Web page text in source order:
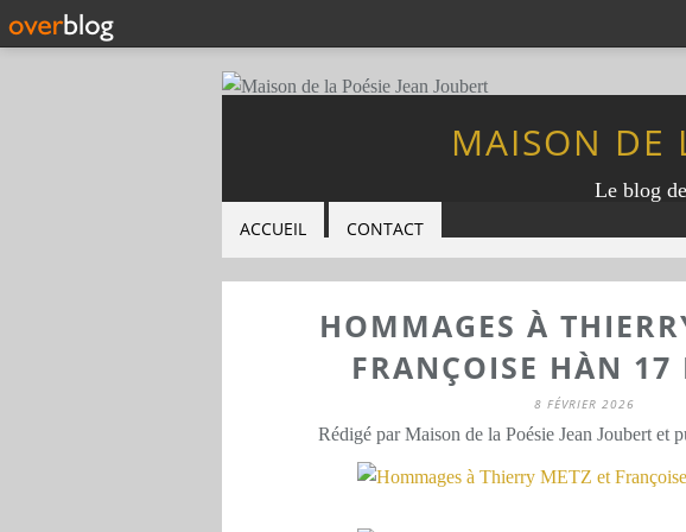
MAISON DE
Le blog
ACCUEIL CONTACT
HOMMAGES À
FRANÇOISE HÀN 17
8 FÉVRIER 2026
Rédigé par Maison de la Poésie Jean Joubert et